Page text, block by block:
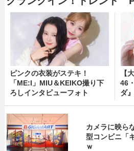
ピンクの衣装がステキ！
「ME:I」MIU＆KEIKO撮り下
ろしインタビューフォト
【
46
ダ
カメラに映ら
型コンビニ「
ｗ